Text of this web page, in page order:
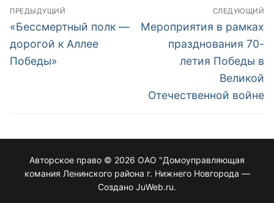
ПРЕДЫДУЩИЙ
«Бессмертный полк —
дорогой к Аллее
Победы»
СЛЕДУЮЩИЙ
Мероприятия в рамках
празднования 70-
летия Победы в
Великой
Отечественной войне
Авторское право © 2026 ОАО "Домоуправляющая
комания Ленинского района г. Нижнего Новгорода —
Создано JuWeb.ru.